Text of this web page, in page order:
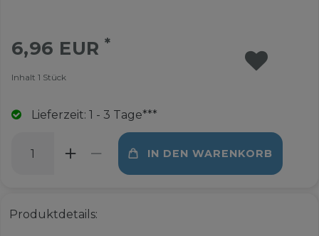
6,96 EUR*
Inhalt 1 Stück
Lieferzeit: 1 - 3 Tage***
IN DEN WARENKORB
Produktdetails: